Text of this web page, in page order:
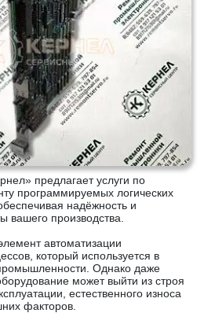
предлагает услуги по
программируемых логических
надёжность и
вашего производства.
автоматизации
который используется в
Однако даже
может выйти из строя
естественного износа
факторов.